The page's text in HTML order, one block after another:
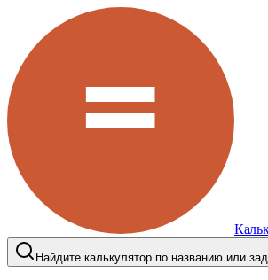
Найдите калькулятор по названию или